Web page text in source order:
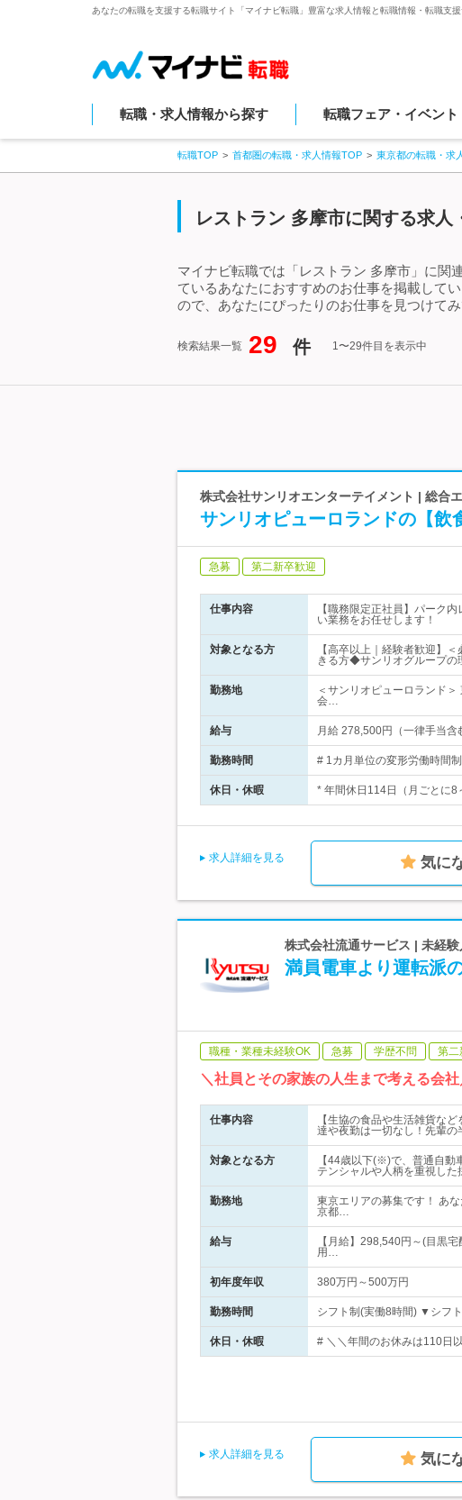
あなたの転職を支援する転職サイト「マイナビ転職」豊富な求人情報と転職情報・転職支
転職・求人情報から探す 転職フェア・イベント
転職TOP 首都圏の転職・求人情報TOP 東京都の転職・求
レストラン 多摩市に関する求
マイナビ転職では「レストラン 多摩市」に関
ているあなたにおすすめのお仕事を掲載して
ので、あなたにぴったりのお仕事を見つけて
検索結果一覧 29 件 1〜29件目を表示中
株式会社サンリオエンターテイメント | 総合
サンリオピューロランドの【飲
急募 第二新卒歓迎
仕事内容
【職務限定正社員】パーク
い業務をお任せします！
対象となる方
【高卒以上｜経験者歓迎】
きる方◆サンリオグループの
勤務地
＜サンリオピューロランド＞
会…
給与 月給 278,500円（一律手当
勤務時間 # 1カ月単位の変形労働時間
休日・休暇 * 年間休日114日（月ごとに
求人詳細を見る 気に
株式会社流通サービス | 未経
満員電車より運転派
職種・業種未経験OK 急募 学歴不問 第二
＼社員とその家族の人生まで考える会
仕事内容
【生協の食品や生活雑貨な
達や夜勤は一切なし！先輩
対象となる方
【44歳以下(※)で、普通自動
テンシャルや人柄を重視し
勤務地
東京エリアの募集です！ あ
京都…
給与
【月給】298,540円～(目黒
用…
初年度年収 380万円～500万円
勤務時間 シフト制(実働8時間) ▼シフ
休日・休暇 # ＼＼年間のお休みは110日
求人詳細を見る 気に